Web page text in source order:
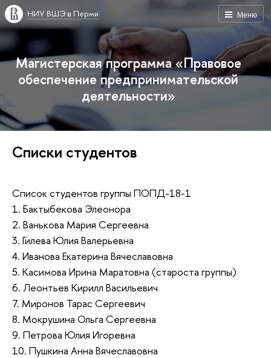
Меню
НИУ ВШЭ в Перми
Магистерская программа «Правовое
обеспечение предпринимательской
деятельности»
Списки студентов
Список студентов группы ПОПД-18-1
1. Бактыбекова Элеонора
2. Ванькова Мария Сергеевна
3. Гилева Юлия Валерьевна
4. Иванова Екатерина Вячеславовна
5. Касимова Ирина Маратовна (староста группы)
6. Леонтьев Кирилл Васильевич
7. Миронов Тарас Сергеевич
8. Мокрушина Ольга Сергеевна
9. Петрова Юлия Игоревна
10. Пушкина Анна Вячеславовна